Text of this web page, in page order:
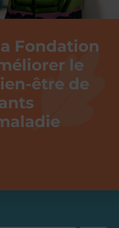
Fondation
le
être de